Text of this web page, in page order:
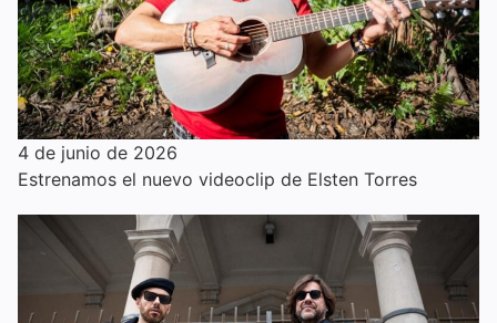
4 de junio de 2026
Estrenamos el nuevo videoclip de Elsten Torres